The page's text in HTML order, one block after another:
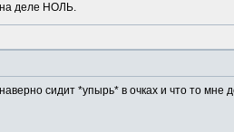
на деле НОЛЬ.
сидит *упырь* в очках и что то мне